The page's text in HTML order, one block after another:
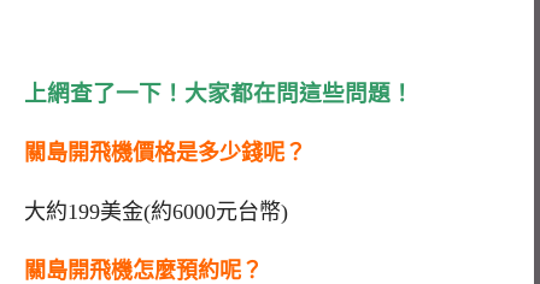
上網查了一下！大家都在問這些問題！
關島開飛機價格是多少錢呢？
大約199美金(約6000元台幣)
關島開飛機怎麼預約呢？